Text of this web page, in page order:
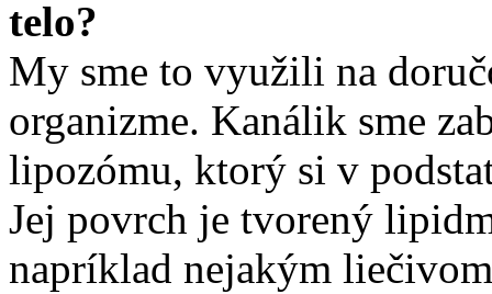
telo?
My sme to využili na
organizme. Kanálik sme
lipozómu, ktorý si v
Jej povrch je tvorený
napríklad nejakým